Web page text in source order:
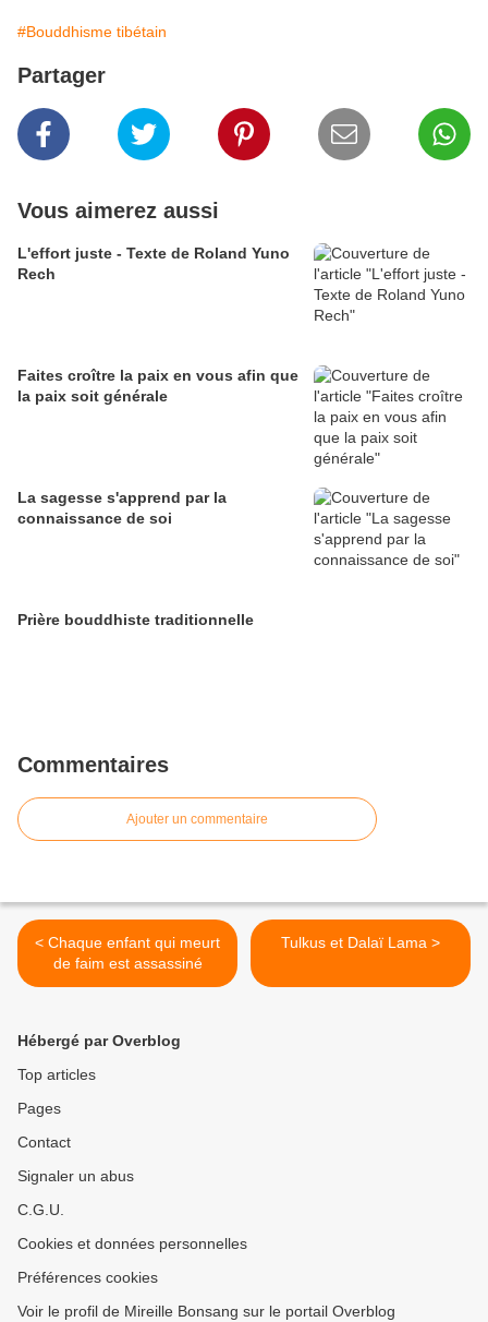
#Bouddhisme tibétain
Partager
Vous aimerez aussi
L'effort juste - Texte de Roland Yuno
Rech
Faites croître la paix en vous afin que
la paix soit générale
La sagesse s'apprend par la
connaissance de soi
Prière bouddhiste traditionnelle
Commentaires
Ajouter un commentaire
< Chaque enfant qui meurt
de faim est assassiné
Tulkus et Dalaï Lama >
Hébergé par Overblog
Top articles
Pages
Contact
Signaler un abus
C.G.U.
Cookies et données personnelles
Préférences cookies
Voir le profil de Mireille Bonsang sur le portail Overblog